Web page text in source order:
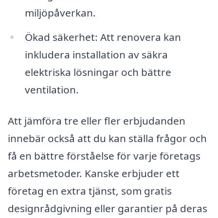
miljöpåverkan.
Ökad säkerhet: Att renovera kan
inkludera installation av säkra
elektriska lösningar och bättre
ventilation.
Att jämföra tre eller fler erbjudanden
innebär också att du kan ställa frågor och
få en bättre förståelse för varje företags
arbetsmetoder. Kanske erbjuder ett
företag en extra tjänst, som gratis
designrådgivning eller garantier på deras